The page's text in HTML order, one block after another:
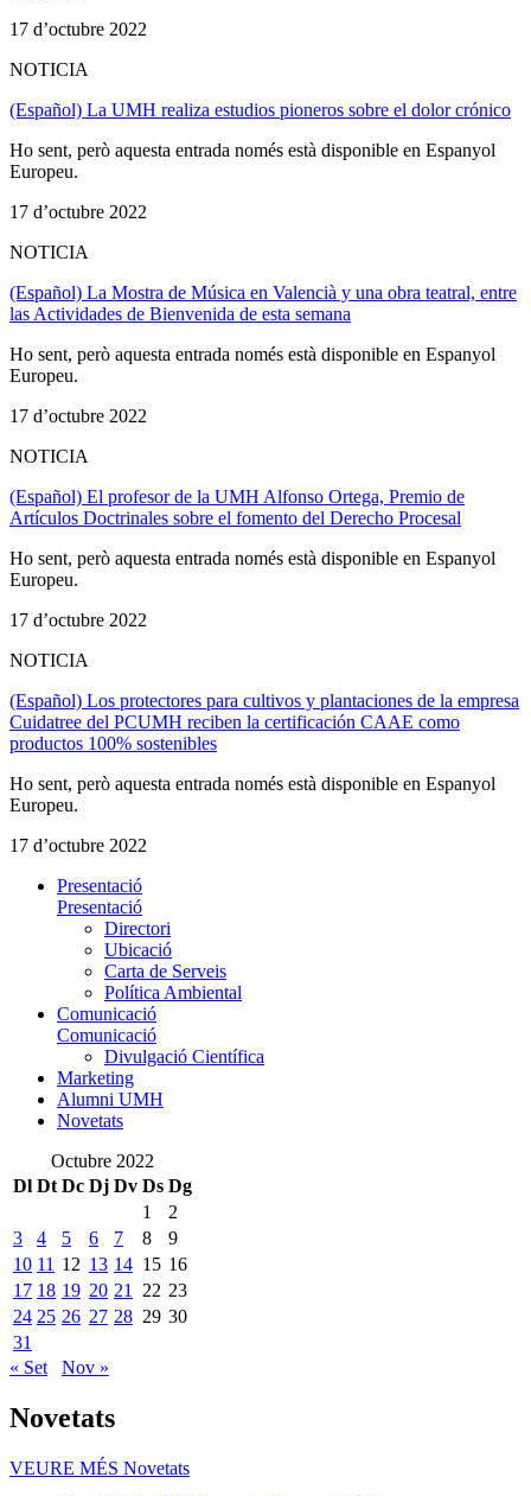
17 d’octubre 2022
NOTICIA
(Español) La UMH realiza estudios pioneros sobre el dolor crónico
Ho sent, però aquesta entrada només està disponible en Espanyol
Europeu.
17 d’octubre 2022
NOTICIA
(Español) La Mostra de Música en Valencià y una obra teatral, entre
las Actividades de Bienvenida de esta semana
Ho sent, però aquesta entrada només està disponible en Espanyol
Europeu.
17 d’octubre 2022
NOTICIA
(Español) El profesor de la UMH Alfonso Ortega, Premio de
Artículos Doctrinales sobre el fomento del Derecho Procesal
Ho sent, però aquesta entrada només està disponible en Espanyol
Europeu.
17 d’octubre 2022
NOTICIA
(Español) Los protectores para cultivos y plantaciones de la empresa
Cuidatree del PCUMH reciben la certificación CAAE como
productos 100% sostenibles
Ho sent, però aquesta entrada només està disponible en Espanyol
Europeu.
17 d’octubre 2022
Presentació
Presentació
Directori
Ubicació
Carta de Serveis
Política Ambiental
Comunicació
Comunicació
Divulgació Científica
Marketing
Alumni UMH
Novetats
Octubre 2022
Dl Dt Dc Dj Dv Ds Dg
1
2
3
4 5 6 7 8
9
10 11 12 13 14 15 16
17 18 19 20 21 22 23
24 25 26 27 28 29 30
31
« Set
Nov »
Novetats
VEURE MÉS Novetats